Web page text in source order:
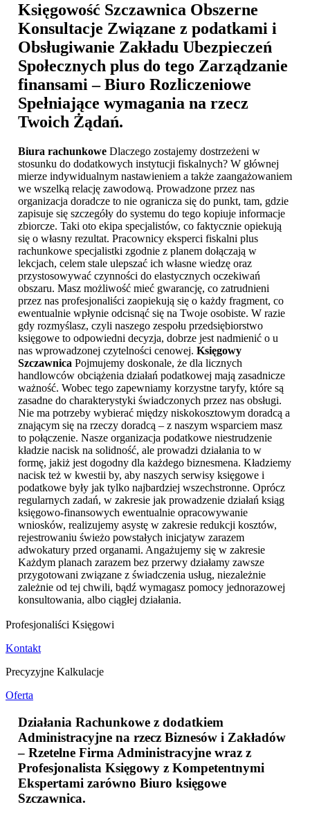
Księgowość Szczawnica Obszerne
Konsultacje Związane z podatkami i
Obsługiwanie Zakładu Ubezpieczeń
Społecznych plus do tego Zarządzanie
finansami – Biuro Rozliczeniowe
Spełniające wymagania na rzecz
Twoich Żądań.
Biura rachunkowe Dlaczego zostajemy dostrzeżeni w
stosunku do dodatkowych instytucji fiskalnych? W głównej
mierze indywidualnym nastawieniem a także zaangażowaniem
we wszelką relację zawodową. Prowadzone przez nas
organizacja doradcze to nie ogranicza się do punkt, tam, gdzie
zapisuje się szczegóły do systemu do tego kopiuje informacje
zbiorcze. Taki oto ekipa specjalistów, co faktycznie opiekują
się o własny rezultat. Pracownicy eksperci fiskalni plus
rachunkowe specjalistki zgodnie z planem dołączają w
lekcjach, celem stale ulepszać ich własne wiedzę oraz
przystosowywać czynności do elastycznych oczekiwań
obszaru. Masz możliwość mieć gwarancję, co zatrudnieni
przez nas profesjonaliści zaopiekują się o każdy fragment, co
ewentualnie wpłynie odcisnąć się na Twoje osobiste. W razie
gdy rozmyślasz, czyli naszego zespołu przedsiębiorstwo
księgowe to odpowiedni decyzja, dobrze jest nadmienić o u
nas wprowadzonej czytelności cenowej. Księgowy
Szczawnica Pojmujemy doskonale, że dla licznych
handlowców obciążenia działań podatkowej mają zasadnicze
ważność. Wobec tego zapewniamy korzystne taryfy, które są
zasadne do charakterystyki świadczonych przez nas obsługi.
Nie ma potrzeby wybierać między niskokosztowym doradcą a
znającym się na rzeczy doradcą – z naszym wsparciem masz
to połączenie. Nasze organizacja podatkowe niestrudzenie
kładzie nacisk na solidność, ale prowadzi działania to w
formę, jakiż jest dogodny dla każdego biznesmena. Kładziemy
nacisk też w kwestii by, aby naszych serwisy księgowe i
podatkowe były jak tylko najbardziej wszechstronne. Oprócz
regularnych zadań, w zakresie jak prowadzenie działań ksiąg
księgowo-finansowych ewentualnie opracowywanie
wniosków, realizujemy asystę w zakresie redukcji kosztów,
rejestrowaniu świeżo powstałych inicjatyw zarazem
adwokatury przed organami. Angażujemy się w zakresie
Każdym planach zarazem bez przerwy działamy zawsze
przygotowani związane z świadczenia usług, niezależnie
zależnie od tej chwili, bądź wymagasz pomocy jednorazowej
konsultowania, albo ciągłej działania.
Profesjonaliści Księgowi
Kontakt
Precyzyjne Kalkulacje
Oferta
Działania Rachunkowe z dodatkiem
Administracyjne na rzecz Biznesów i Zakładów
– Rzetelne Firma Administracyjne wraz z
Profesjonalista Księgowy z Kompetentnymi
Ekspertami zarówno Biuro księgowe
Szczawnica.